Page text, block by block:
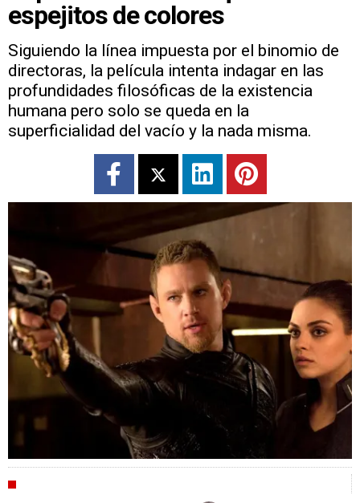
espejitos de colores
Siguiendo la línea impuesta por el binomio de
directoras, la película intenta indagar en las
profundidades filosóficas de la existencia
humana pero solo se queda en la
superficialidad del vacío y la nada misma.